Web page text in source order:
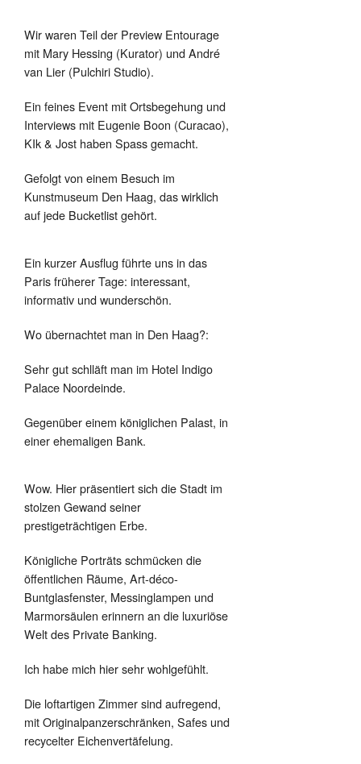
Wir waren Teil der Preview Entourage
mit Mary Hessing (Kurator) und André
van Lier (Pulchiri Studio).
Ein feines Event mit Ortsbegehung und
Interviews mit Eugenie Boon (Curacao),
KIk & Jost haben Spass gemacht.
Gefolgt von einem Besuch im
Kunstmuseum Den Haag, das wirklich
auf jede Bucketlist gehört.
Ein kurzer Ausflug führte uns in das
Paris früherer Tage: interessant,
informativ und wunderschön.
Wo übernachtet man in Den Haag?:
Sehr gut schlläft man im Hotel Indigo
Palace Noordeinde.
Gegenüber einem königlichen Palast, in
einer ehemaligen Bank.
Wow. Hier präsentiert sich die Stadt im
stolzen Gewand seiner
prestigeträchtigen Erbe.
Königliche Porträts schmücken die
öffentlichen Räume, Art-déco-
Buntglasfenster, Messinglampen und
Marmorsäulen erinnern an die luxuriöse
Welt des Private Banking.
Ich habe mich hier sehr wohlgefühlt.
Die loftartigen Zimmer sind aufregend,
mit Originalpanzerschränken, Safes und
recycelter Eichenvertäfelung.